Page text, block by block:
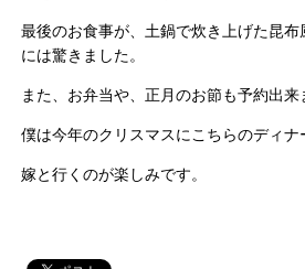
最後のお食事が、土鍋で炊き上げた昆
には驚きました。
また、お弁当や、正月のお節も予約出来
僕は今年のクリスマスにこちらのディナ
嫁と行くのが楽しみです。